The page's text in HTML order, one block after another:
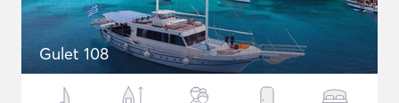
Gulet 108